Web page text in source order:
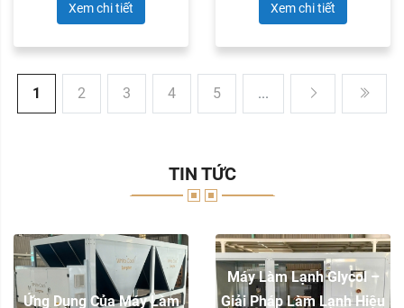
Xem chi tiết Xem chi tiết
1 2 3 4 5 ...
TIN TỨC
Ứng Dụng Của Máy Làm
Máy Làm Lạnh Glycol –
Giải Pháp Làm Lạnh Hiệu